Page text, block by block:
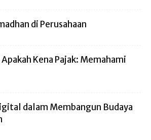
di Perusahaan
Kena Pajak: Memahami
dalam Membangun Budaya